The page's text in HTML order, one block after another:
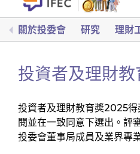
關於投委會 研究 理財
投資者及理財
投資者及理財教育獎2025
閱並在一致同意下選出。評
投委會董事局成員及業界專